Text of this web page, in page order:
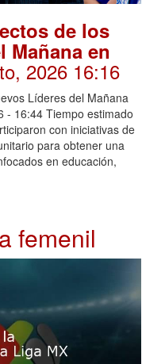
de los
Mañana en
2026 16:16
Líderes del Mañana
- 16:44 Tiempo estimado
con iniciativas de
para obtener una
en educación,
femenil